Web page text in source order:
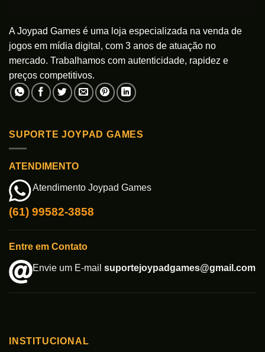
A Joypad Games é uma loja especializada na venda de
jogos em mídia digital, com 3 anos de atuação no
mercado. Trabalhamos com autenticidade, rapidez e
preços competitivos.
SUPORTE JOYPAD GAMES
ATENDIMENTO
Atendimento Joypad Games
(61) 99582-3858
Entre em Contato
Envie um E-mail suportejoypadgames@gmail.com
INSTITUCIONAL